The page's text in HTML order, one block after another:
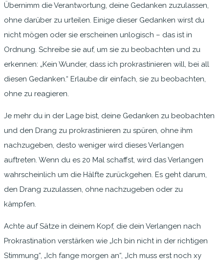
Übernimm die Verantwortung, deine Gedanken zuzulassen,
ohne darüber zu urteilen. Einige dieser Gedanken wirst du
nicht mögen oder sie erscheinen unlogisch – das ist in
Ordnung. Schreibe sie auf, um sie zu beobachten und zu
erkennen: „Kein Wunder, dass ich prokrastinieren will, bei all
diesen Gedanken.“ Erlaube dir einfach, sie zu beobachten,
ohne zu reagieren.
Je mehr du in der Lage bist, deine Gedanken zu beobachten
und den Drang zu prokrastinieren zu spüren, ohne ihm
nachzugeben, desto weniger wird dieses Verlangen
auftreten. Wenn du es 20 Mal schaffst, wird das Verlangen
wahrscheinlich um die Hälfte zurückgehen. Es geht darum,
den Drang zuzulassen, ohne nachzugeben oder zu
kämpfen.
Achte auf Sätze in deinem Kopf, die dein Verlangen nach
Prokrastination verstärken wie „Ich bin nicht in der richtigen
Stimmung“, „Ich fange morgen an“, „Ich muss erst noch xy